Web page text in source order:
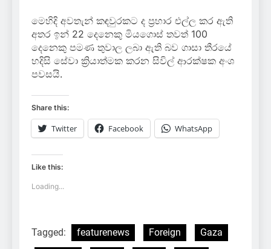
මෙහිදි අවතැන් කඳවුරකට ද ප්‍රහාර එල්ල කර ඇති
අතර ඉන් 22 දෙනෙකු මියගොස් තවත් 100
දෙනෙකු පමණ තුවාල ලබා ඇති බව ගාසා තීරයේ
හදිසි සේවා ක්‍රියාත්මක කරන සිවිල් ආරක්ෂක අංශ
පවසයි.
Share this:
Twitter Facebook WhatsApp
Like this:
Loading...
Tagged: featurenews Foreign
Gaza